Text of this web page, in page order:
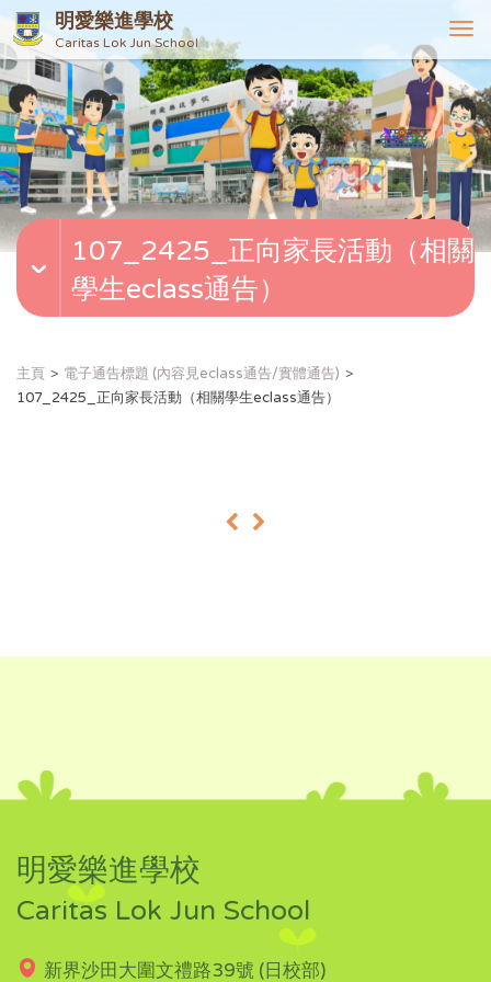
明愛樂進學校
Caritas Lok Jun School
T
o
g
g
l
e
n
v
i
107_2425_正向家長活動（相關
學生eclass通告）
主頁
電子通告標題 (內容見eclass通告/實體通告)
107_2425_正向家長活動（相關學生eclass通告）
« »
明愛樂進學校
Caritas Lok Jun School
新界沙田大圍文禮路39號 (日校部)